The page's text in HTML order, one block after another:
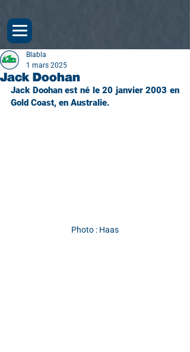
Jack Doohan
Blabla
1 mars 2025
Jack Doohan est né le 20 janvier 2003 en
Gold Coast, en Australie.
Photo : Haas